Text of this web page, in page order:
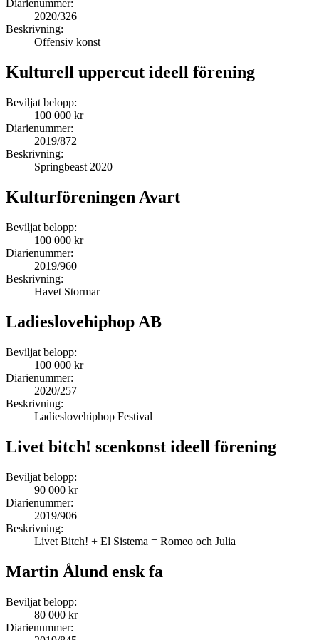
Diarienummer:
2020/326
Beskrivning:
Offensiv konst
Kulturell uppercut ideell förening
Beviljat belopp:
100 000 kr
Diarienummer:
2019/872
Beskrivning:
Springbeast 2020
Kulturföreningen Avart
Beviljat belopp:
100 000 kr
Diarienummer:
2019/960
Beskrivning:
Havet Stormar
Ladieslovehiphop AB
Beviljat belopp:
100 000 kr
Diarienummer:
2020/257
Beskrivning:
Ladieslovehiphop Festival
Livet bitch! scenkonst ideell förening
Beviljat belopp:
90 000 kr
Diarienummer:
2019/906
Beskrivning:
Livet Bitch! + El Sistema = Romeo och Julia
Martin Ålund ensk fa
Beviljat belopp:
80 000 kr
Diarienummer: